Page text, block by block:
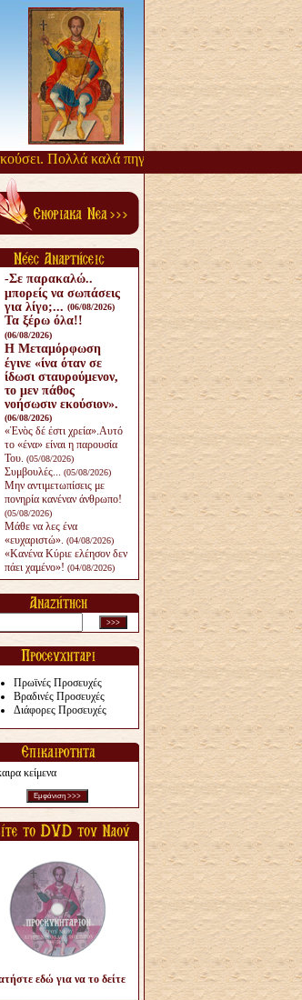
Πολλά καλά πηγάζουν, από την αργοπορία αυτή.
-Σε παρακαλώ..
μπορείς να σωπάσεις
για λίγο;... (06/08/2026)
Τα ξέρω όλα!!
(06/08/2026)
Η Μεταμόρφωση
έγινε «ίνα όταν σε
ίδωσι σταυρούμενον,
το μεν πάθος
νοήσωσιν εκούσιον».
(06/08/2026)
«Ἑνὸς δέ ἐστι χρεία».Αυτό
το «ένα» είναι η παρουσία
Του. (05/08/2026)
Συμβουλές... (05/08/2026)
Μην αντιμετωπίσεις με
πονηρία κανέναν άνθρω­πο!
(05/08/2026)
Μάθε να λες ένα
«ευχαριστώ». (04/08/2026)
«Κανένα Κύριε ελέησον δεν
πάει χαμένο»! (04/08/2026)
Πρωϊνές Προσευχές
Βραδινές Προσευχές
Διάφορες Προσευχές
κείμενα
εδώ για να το δείτε